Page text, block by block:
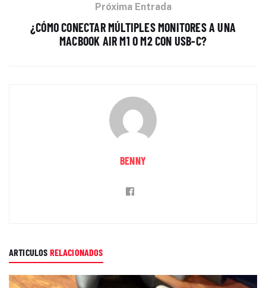
Próxima Entrada
¿CÓMO CONECTAR MÚLTIPLES MONITORES A UNA
MACBOOK AIR M1 O M2 CON USB-C?
BENNY
ARTICULOS RELACIONADOS